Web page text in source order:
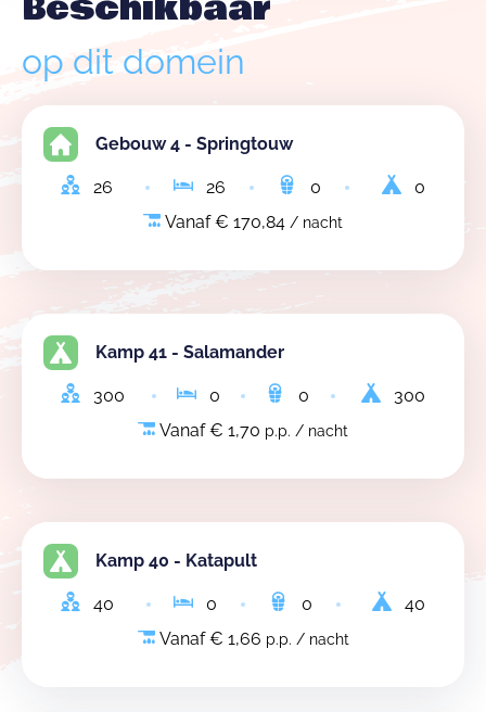
op dit domein
Gebouw 4 - Springtouw
26 26 0
0
Vanaf € 170,84 / nacht
Kamp 41 - Salamander
300 0 0
300
Vanaf € 1,70 p.p. / nacht
Kamp 40 - Katapult
40 0 0
40
Vanaf € 1,66 p.p. / nacht